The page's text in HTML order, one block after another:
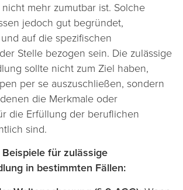
mehr zumutbar ist. Solche
jedoch gut begründet,
auf die spezifischen
Stelle bezogen sein. Die zulässige
sollte nicht zum Ziel haben,
per se auszuschließen, sondern
die Merkmale oder
die Erfüllung der beruflichen
sind.
für zulässige
in bestimmten Fällen: